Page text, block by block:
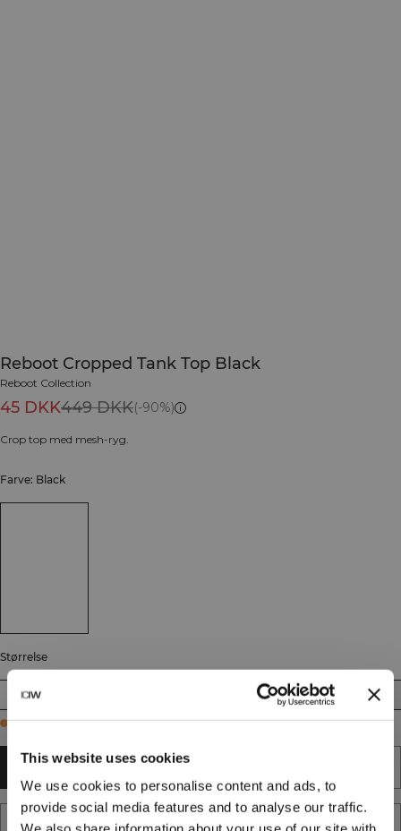
This website uses cookies
We use cookies to personalise content and ads, to
provide social media features and to analyse our traffic.
Reboot Cropped Tank Top Black
Reboot Collection
45 DKK449 DKK(-90%)
Crop top med mesh-ryg.
Farve: Black
Størrelse
XS XL XXL
Few in stock
TILFØJ TIL KURV
TILFØJ TIL ØNSKESKYEN